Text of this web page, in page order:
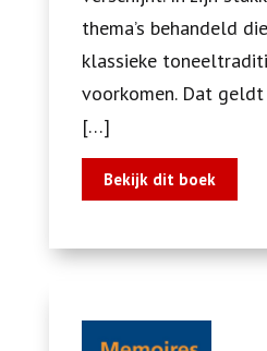
thema’s behandeld
klassieke
voorkomen. Dat
[…]
Bekijk dit boek